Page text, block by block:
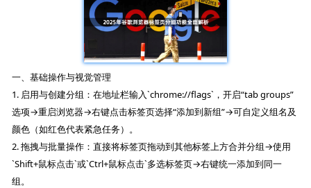
一、基础操作与视觉管理
1. 启用与创建分组：在地址栏输入`chrome://flags`，开启“tab groups”
选项→重启浏览器→右键点击标签页选择“添加到新组”→可自定义组名及
颜色（如红色代表紧急任务）。
2. 拖拽与批量操作：直接将标签页拖动到其他标签上方合并分组→使用
`Shift+鼠标点击`或`Ctrl+鼠标点击`多选标签页→右键统一添加到同一
组。